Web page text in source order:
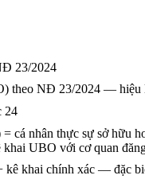
23/2024
theo NĐ 23/2024 —
24
= cá nhân thực sự sở hữu
khai UBO với cơ quan
khai chính xác — đặc